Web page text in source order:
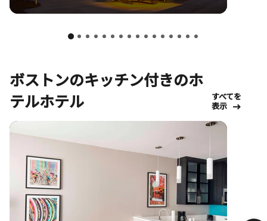
ボストンのキッチン付きのホ
テルホテル
すべてを
表示